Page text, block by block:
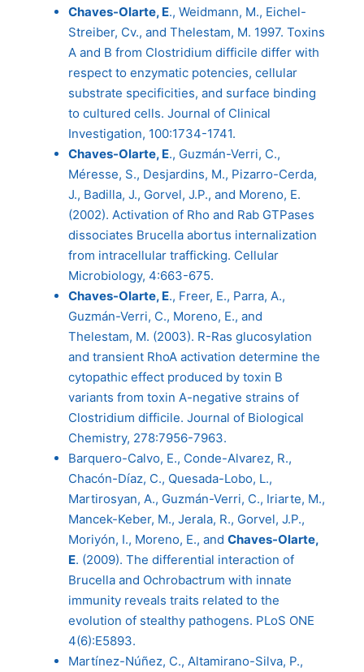
Chaves-Olarte, E., Weidmann, M., Eichel-
Streiber, Cv., and Thelestam, M. 1997. Toxins
A and B from Clostridium difficile differ with
respect to enzymatic potencies, cellular
substrate specificities, and surface binding
to cultured cells. Journal of Clinical
Investigation, 100:1734-1741.
Chaves-Olarte, E., Guzmán-Verri, C.,
Méresse, S., Desjardins, M., Pizarro-Cerda,
J., Badilla, J., Gorvel, J.P., and Moreno, E.
(2002). Activation of Rho and Rab GTPases
dissociates Brucella abortus internalization
from intracellular trafficking. Cellular
Microbiology, 4:663-675.
Chaves-Olarte, E., Freer, E., Parra, A.,
Guzmán-Verri, C., Moreno, E., and
Thelestam, M. (2003). R-Ras glucosylation
and transient RhoA activation determine the
cytopathic effect produced by toxin B
variants from toxin A-negative strains of
Clostridium difficile. Journal of Biological
Chemistry, 278:7956-7963.
Barquero-Calvo, E., Conde-Alvarez, R.,
Chacón-Díaz, C., Quesada-Lobo, L.,
Martirosyan, A., Guzmán-Verri, C., Iriarte, M.,
Mancek-Keber, M., Jerala, R., Gorvel, J.P.,
Moriyón, I., Moreno, E., and Chaves-Olarte,
E. (2009). The differential interaction of
Brucella and Ochrobactrum with innate
immunity reveals traits related to the
evolution of stealthy pathogens. PLoS ONE
4(6):E5893.
Martínez-Núñez, C., Altamirano-Silva, P.,